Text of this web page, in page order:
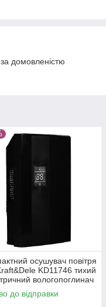
домовленістю
осушувач повітря
KD11746 тихий
вологопоглинач
до відправки